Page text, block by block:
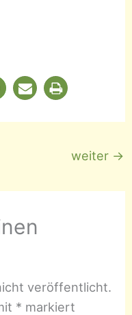
weiter →
veröffentlicht.
* markiert